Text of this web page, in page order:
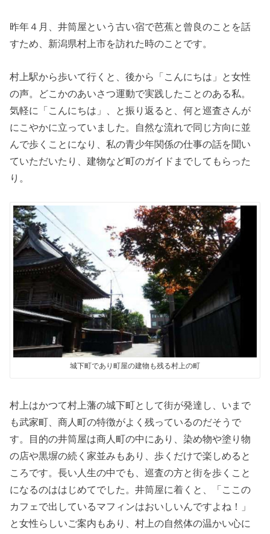
昨年４月、井筒屋という古い宿で芭蕉と曾良のことを話
すため、新潟県村上市を訪れた時のことです。
村上駅から歩いて行くと、後から「こんにちは」と女性
の声。どこかのあいさつ運動で実践したことのある私。
気軽に「こんにちは」、と振り返ると、何と巡査さんが
にこやかに立っていました。自然な流れで同じ方向に並
んで歩くことになり、私の青少年関係の仕事の話を聞い
ていただいたり、建物など町のガイドまでしてもらった
り。
城下町であり町屋の建物も残る村上の町
村上はかつて村上藩の城下町として街が発達し、いまで
も武家町、商人町の特徴がよく残っているのだそうで
す。目的の井筒屋は商人町の中にあり、染め物や塗り物
の店や黒塀の続く家並みもあり、歩くだけで楽しめると
ころです。長い人生の中でも、巡査の方と街を歩くこと
になるのははじめてでした。井筒屋に着くと、「ここの
カフェで出しているマフィンはおいしいんですよね！」
と女性らしいご案内もあり、村上の自然体の温かい心に